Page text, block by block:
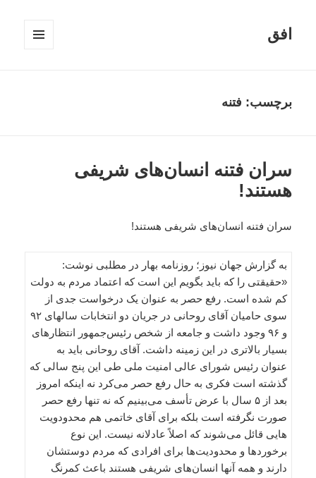
افق
برچسب: فتنه
سران فتنه انسان‌های شریفی
هستند!
سران فتنه انسان‌های شریفی هستند!
به گزارش جهان نیوز؛ روزنامه بهار در مطلبی نوشت:
«حقیقتی را که باید بگویم این است که اعتماد مردم به دولت
کم شده است. رفع حصر به عنوان یک درخواست جدی از
سوی حامیان آقای روحانی در جریان دو انتخابات سالهای ۹۲
و ۹۶ وجود داشت و جامعه از شخص رئیس‌جمهور انتظارهای
بسیار بالاتری در این زمینه داشت. آقای روحانی باید به
عنوان رئیس شورای عالی امنیت ملی طی این پنج سالی که
گذشته است فکری به حال رفع حصر می‌کرد نه اینکه امروز
بعد از ۵ سال با عرض تأسف می‌بینیم که نه تنها رفع حصر
صورت نگرفته است بلکه برای آقای خاتمی هم محدودویت
هایی قائل می‌شوند که اصلاً عادلانه نیست. این نوع
برخوردها و محدودیت‌ها برای افرادی که مردم دوستشان
دارند و همه آنها انسان‌های شریفی هستند باعث کمرنگ